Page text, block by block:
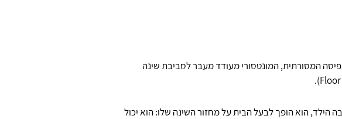
המסורתית, המונטסורי מעודד מעבר לסביבת שינה
הילד, הוא הופך לבעל הבית על מחזור השינה שלו: הוא יכול